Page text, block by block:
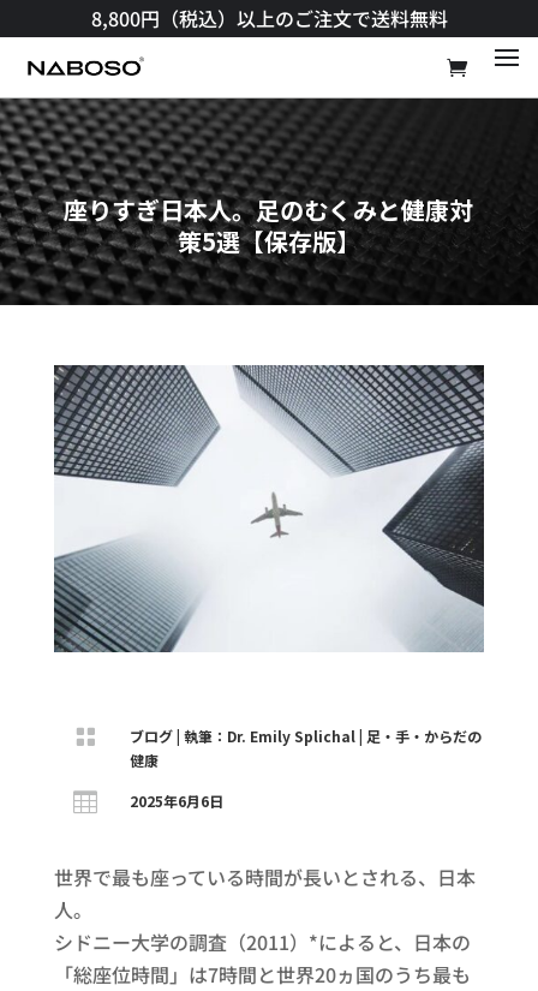
8,800円（税込）以上のご注文で送料無料​
座りすぎ日本人。足のむくみと健康対
策5選【保存版】
 ブログ| 執筆：Dr. Emily Splichal| 足・手・からだの
健康
 2025年6月6日
世界で最も座っている時間が長いとされる、日本
人。
シドニー大学の調査（2011）*によると、日本の
「総座位時間」は7時間と世界20ヵ国のうち最も